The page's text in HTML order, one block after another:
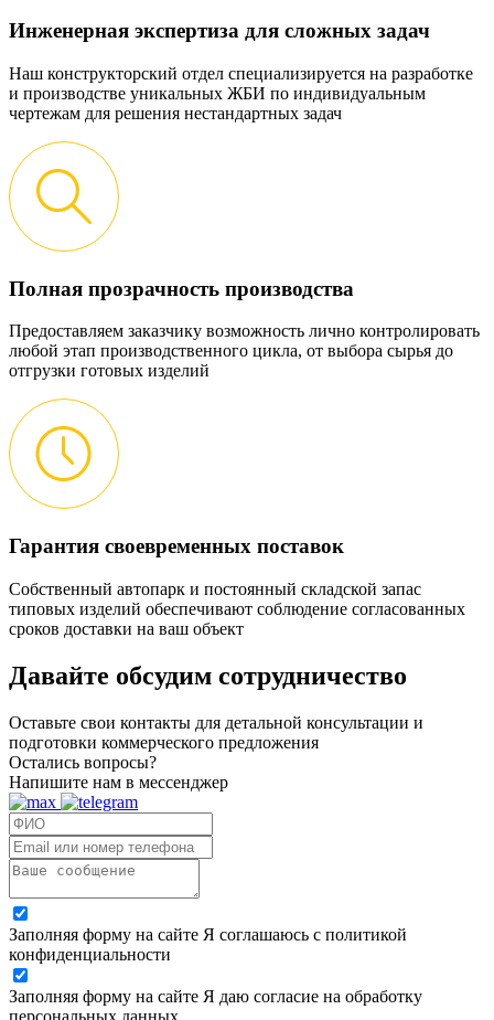
Инженерная экспертиза для сложных задач
Наш конструкторский отдел специализируется на разработке
и производстве уникальных ЖБИ по индивидуальным
чертежам для решения нестандартных задач
Полная прозрачность производства
Предоставляем заказчику возможность лично контролировать
любой этап производственного цикла, от выбора сырья до
отгрузки готовых изделий
Гарантия своевременных поставок
Собственный автопарк и постоянный складской запас
типовых изделий обеспечивают соблюдение согласованных
сроков доставки на ваш объект
Давайте обсудим сотрудничество
Оставьте свои контакты для детальной консультации и
подготовки коммерческого предложения
Остались вопросы?
Напишите нам в мессенджер
Заполняя форму на сайте Я соглашаюсь с политикой
конфиденциальности
Заполняя форму на сайте Я даю согласие на обработку
персональных данных.